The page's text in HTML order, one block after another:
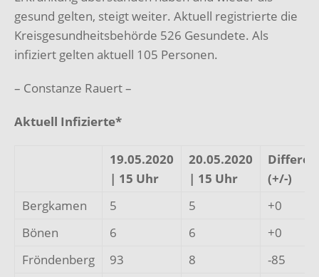
gesund gelten, steigt weiter. Aktuell registrierte die
Kreisgesundheitsbehörde 526 Gesundete. Als
infiziert gelten aktuell 105 Personen.
– Constanze Rauert –
Aktuell Infizierte*
19.05.2020
| 15 Uhr
20.05.2020
| 15 Uhr
(+/-)
Bergkamen
5 5
+0
Bönen
6 6
+0
Fröndenberg
93 8
-85